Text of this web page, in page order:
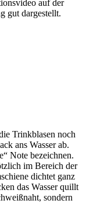
auf der
gut dargestellt.
Trinkblasen noch
ans Wasser ab.
Note bezeichnen.
im Bereich der
dichtet ganz
das Wasser quillt
sondern